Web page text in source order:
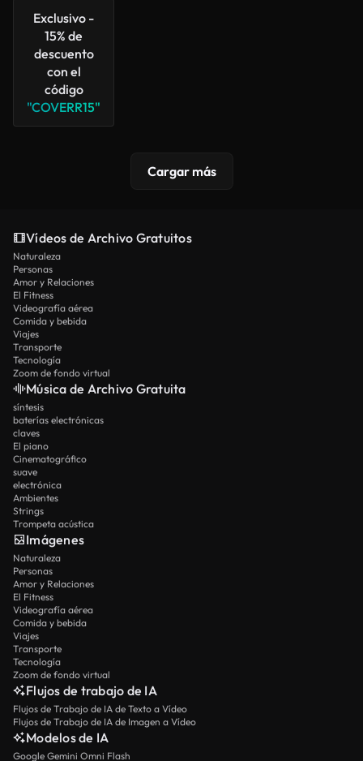
Exclusivo -
15% de
descuento
con el
código
"COVERR15"
Cargar más
Vídeos de Archivo Gratuitos
Naturaleza
Personas
Amor y Relaciones
El Fitness
Videografía aérea
Comida y bebida
Viajes
Transporte
Tecnología
Zoom de fondo virtual
Música de Archivo Gratuita
síntesis
baterías electrónicas
claves
El piano
Cinematográfico
suave
electrónica
Ambientes
Strings
Trompeta acústica
Imágenes
Naturaleza
Personas
Amor y Relaciones
El Fitness
Videografía aérea
Comida y bebida
Viajes
Transporte
Tecnología
Zoom de fondo virtual
Flujos de trabajo de IA
Flujos de Trabajo de IA de Texto a Vídeo
Flujos de Trabajo de IA de Imagen a Vídeo
Modelos de IA
Google Gemini Omni Flash